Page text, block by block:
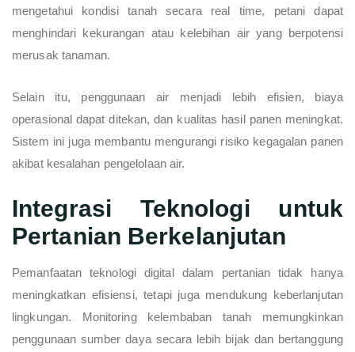
mengetahui kondisi tanah secara real time, petani dapat
menghindari kekurangan atau kelebihan air yang berpotensi
merusak tanaman.
Selain itu, penggunaan air menjadi lebih efisien, biaya
operasional dapat ditekan, dan kualitas hasil panen meningkat.
Sistem ini juga membantu mengurangi risiko kegagalan panen
akibat kesalahan pengelolaan air.
Integrasi Teknologi untuk
Pertanian Berkelanjutan
Pemanfaatan teknologi digital dalam pertanian tidak hanya
meningkatkan efisiensi, tetapi juga mendukung keberlanjutan
lingkungan. Monitoring kelembaban tanah memungkinkan
penggunaan sumber daya secara lebih bijak dan bertanggung